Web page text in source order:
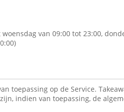
van 09:00 tot 23:00,
toepassing op de Service.
indien van toepassing, de